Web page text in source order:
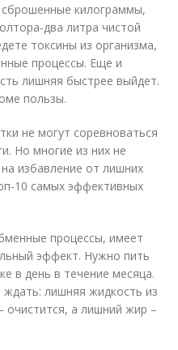
килограммы,
два литра чистой
токсины из организма,
процессы. Еще и
лишняя быстрее выйдет.
пользы.
не могут соревноваться
Но многие из них не
избавление от лишних
10 самых эффективных
процессы, имеет
эффект. Нужно пить
в день в течение месяца.
ждать: лишняя жидкость из
очистится, а лишний жир –